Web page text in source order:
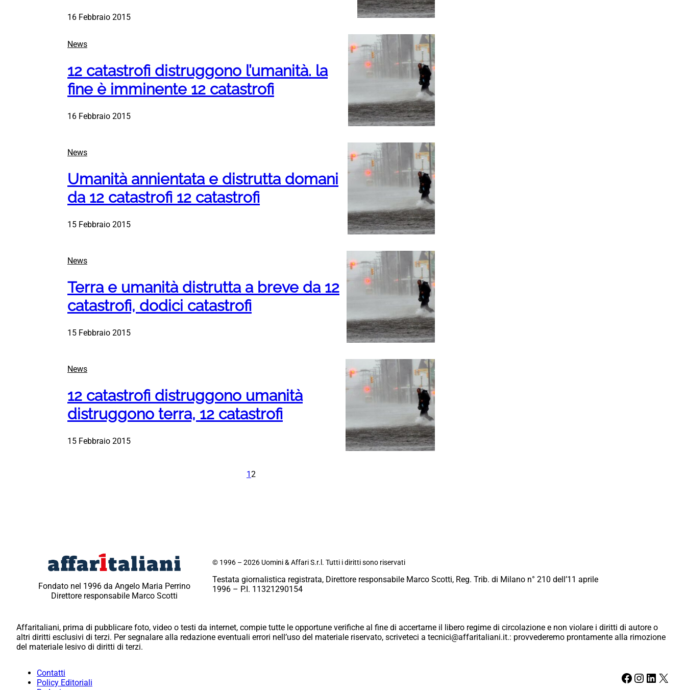
16 Febbraio 2015
News
12 catastrofi distruggono l’umanità. la
fine è imminente 12 catastrofi
16 Febbraio 2015
News
Umanità annientata e distrutta domani
da 12 catastrofi 12 catastrofi
15 Febbraio 2015
News
Terra e umanità distrutta a breve da 12
catastrofi, dodici catastrofi
15 Febbraio 2015
News
12 catastrofi distruggono umanità
distruggono terra, 12 catastrofi
15 Febbraio 2015
1 2
Fondato nel 1996 da Angelo Maria Perrino
Direttore responsabile Marco Scotti
© 1996 – 2026 Uomini & Affari S.r.l. Tutti i diritti sono riservati
Testata giornalistica registrata, Direttore responsabile Marco Scotti, Reg. Trib. di Milano n° 210 dell’11 aprile
1996 – P.I. 11321290154
Affaritaliani, prima di pubblicare foto, video o testi da internet, compie tutte le opportune verifiche al fine di accertarne il libero regime di circolazione e non violare i diritti di autore o
altri diritti esclusivi di terzi. Per segnalare alla redazione eventuali errori nell’uso del materiale riservato, scriveteci a tecnici@affaritaliani.it.: provvederemo prontamente alla rimozione
del materiale lesivo di diritti di terzi.
Contatti
Policy Editoriali
Facebook Instagram LinkedIn X